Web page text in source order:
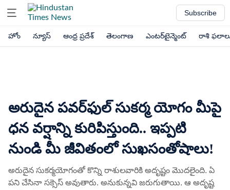
Subscribe
హోం న్యూస్ ఆంధ్ర ప్రదేశ్ తెలంగాణ ఎంటర్‌టైన్మెంట్ రాశి
అరుదైన పవర్‌ఫుల్ సుకర్మ యోగం మీపై
ధన వర్షాన్ని కురిపిస్తుంది.. ఇప్పటి
నుండి మీ జీవితంలో సుఖసంతోషాలు!
అరుదైన సుకర్మయోగంతో కొన్ని రాశులవారికి అదృష్టం మెుదలైంది. ఏ
పని చేసినా సక్సెస్ అవుతారు. అనుకున్నవి జరుగుతాయి. ఆ అదృష్ట